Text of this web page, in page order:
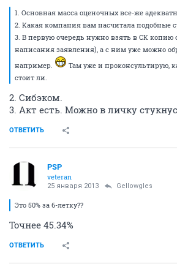
1. Основная масса оценочных все-же
2. Какая компания вам насчитала подобные
3. В первую очередь нужно взять в СК копию
написания заявления), а с ним уже можно
например.
Там уже и проконсультирую,
стоит ли.
2. Сибэком.
3. Акт есть. Можно в личку
ОТВЕТИТЬ
PSP
veteran
25 января 2013 Gellowgles
Это 50% за 6-летку??
Точнее 45.34%
ОТВЕТИТЬ